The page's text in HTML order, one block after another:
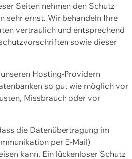
Seiten nehmen den Schutz
sehr ernst. Wir behandeln Ihre
vertraulich und entsprechend
sowie dieser
Hosting-Providern
so gut wie möglich vor
Missbrauch oder vor
die Datenübertragung im
per E-Mail)
kann. Ein lückenloser Schutz